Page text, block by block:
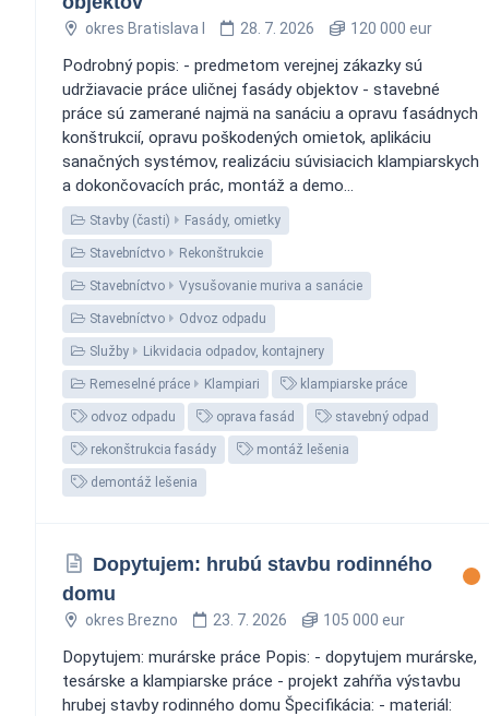
okres Bratislava I 28. 7. 2026 120 000 eur
Podrobný popis: - predmetom verejnej zákazky sú
udržiavacie práce uličnej fasády objektov - stavebné
práce sú zamerané najmä na sanáciu a opravu fasádnych
konštrukcií, opravu poškodených omietok, aplikáciu
sanačných systémov, realizáciu súvisiacich klampiarskych
a dokončovacích prác, montáž a demo...
Stavby (časti) Fasády, omietky
Stavebníctvo Rekonštrukcie
Stavebníctvo Vysušovanie muriva a sanácie
Stavebníctvo Odvoz odpadu
Služby Likvidacia odpadov, kontajnery
Remeselné práce Klampiari klampiarske práce
odvoz odpadu oprava fasád stavebný odpad
rekonštrukcia fasády montáž lešenia
demontáž lešenia
Dopytujem: hrubú stavbu rodinného
domu
okres Brezno 23. 7. 2026 105 000 eur
Dopytujem: murárske práce Popis: - dopytujem murárske,
tesárske a klampiarske práce - projekt zahŕňa výstavbu
hrubej stavby rodinného domu Špecifikácia: - materiál: